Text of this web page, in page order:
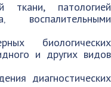
ткани, патологией
воспалительными
биологических
и других видов
диагностических